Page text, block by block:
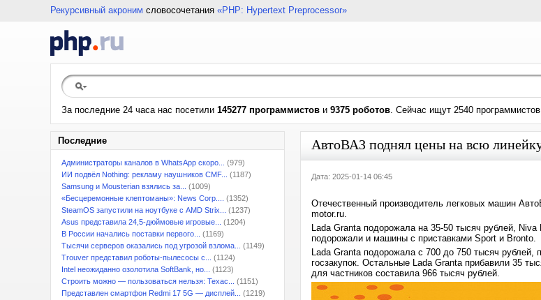
Рекурсивный акроним словосочетания «PHP: Hypertext Preprocessor»
За последние 24 часа нас посетили 145277 программистов и 9375 роботов. Сейчас ищут 2540
Последние
Администраторы каналов в WhatsApp скоро...
(979)
ИИ подвёл Nothing: рекламу наушников CMF...
(1187)
Samsung и Mousterian взялись за...
(1009)
«Бесцеремонные клептоманы»: News Corp....
(1352)
SteamOS запустили на ноутбуке с AMD Strix...
(1237)
Asus представила 24,5-дюймовые игровые...
(1204)
В России начались поставки первого...
(1169)
Тысячи серверов оказались под угрозой взлома...
(1149)
Trouver представил роботы-пылесосы с...
(1124)
Intel неожиданно озолотила SoftBank, но...
(1123)
Строить можно — пользоваться нельзя: Техас...
(1151)
Представлен смартфон Redmi 17 5G — дисплей...
(1219)
АвтоВАЗ поднял цены на всю
Дата: 2025-01-14 06:45
Отечественный производитель легковых машин
motor.ru.
Lada Granta подорожала на 35-50 тысяч рублей,
подорожали и машины с приставками Sport и Bronto.
Lada Granta подорожала с 700 до 750 тысяч
госзакупок. Остальные Lada Granta прибавили 35
для частников составила 966 тысяч рублей.